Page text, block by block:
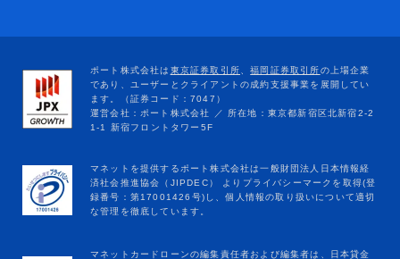
マネットカードローンの編集責任者および編集者は、日本貸金